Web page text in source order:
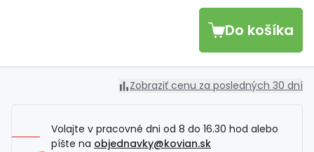
Do košíka
Zobraziť cenu za posledných 30 dní
Volajte v pracovné dni od 8 do 16.30 hod alebo
píšte na objednavky@kovian.sk